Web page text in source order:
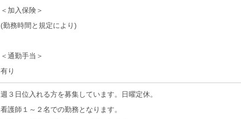
＜加入保険＞
(勤務時間と規定により)
＜通勤手当＞
有り
週３日位入れる方を募集しています。日曜定休。
看護師１～２名での勤務となります。